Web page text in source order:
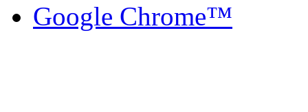
Google Chrome™